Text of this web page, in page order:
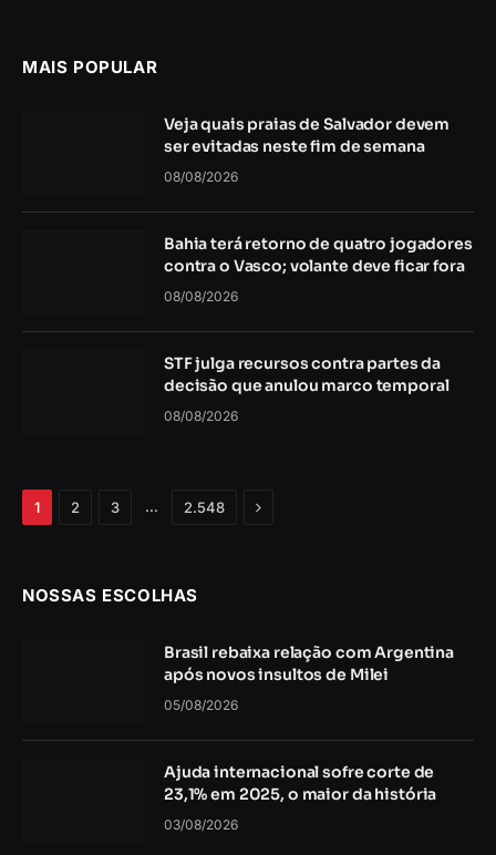
MAIS POPULAR
Veja quais praias de Salvador devem
ser evitadas neste fim de semana
08/08/2026
Bahia terá retorno de quatro jogadores
contra o Vasco; volante deve ficar fora
08/08/2026
STF julga recursos contra partes da
decisão que anulou marco temporal
08/08/2026
1 2 3 … 2.548 Próximo
NOSSAS ESCOLHAS
Brasil rebaixa relação com Argentina
após novos insultos de Milei
05/08/2026
Ajuda internacional sofre corte de
23,1% em 2025, o maior da história
03/08/2026